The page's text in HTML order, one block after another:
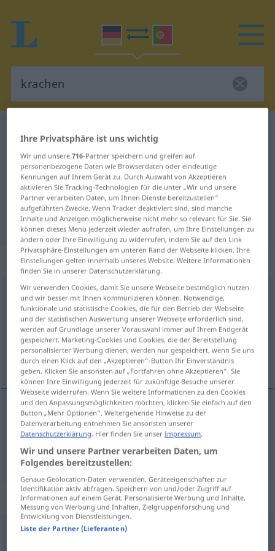
Deutsch-Portugiesisch
Übersetzung für "krachen"
"krachen" Portugiesisch
Übersetzung
„krachen“
krachen
Übersicht aller Übersetzungen
(Für mehr Details die Übersetzung anklicken/antippen)
estalar, rebentar
estalar krachen
rebentar krachen
Synonyme für "krachen"
Ihre Privatsphäre ist uns wichtig
Wir und unsere716-Partner speichern und greifen auf
personenbezogene Daten wie Browserdaten oder eindeutige
Kennungen auf Ihrem Gerät zu. Durch Auswahl von Akzeptieren
aktivieren Sie Tracking-Technologien für die unter „Wir und unsere
Partner verarbeiten Daten, um Ihnen Dienste bereitzustellen“
aufgeführten Zwecke. Wenn Tracker deaktiviert sind, sind manche
Inhalte und Anzeigen möglicherweise nicht mehr so relevant für Sie. Sie
können dieses Menü jederzeit wieder aufrufen, um Ihre Einstellungen zu
ändern oder Ihre Einwilligung zu widerrufen, indem Sie auf den Link
Privatsphäre-Einstellungen am unteren Rand der Webseite klicken. Ihre
Einstellungen gelten innerhalb unseres Website. Weitere Informationen
finden Sie in unserer Datenschutzerklärung.
Wir verwenden Cookies, damit Sie unsere Webseite bestmöglich nutzen
und wir besser mit Ihnen kommunizieren können. Notwendige,
funktionale und statistische Cookies, die für den Betrieb der Webseite
und der statistischen Auswertung unserer Webseite erforderlich sind,
werden auf Grundlage unserer Vorauswahl immer auf Ihrem Endgerät
gespeichert. Marketing-Cookies und Cookies, die der Bereitstellung
personalisierter Werbung dienen, werden nur gespeichert, wenn Sie uns
durch einen Klick auf den „Akzeptieren“-Button Ihr Einverständnis
geben. Klicken Sie ansonsten auf „Fortfahren ohne Akzeptieren“. Sie
können Ihre Einwilligung jederzeit für zukünftige Besuche unserer
Webseite widerrufen. Wenn Sie weitere Informationen zu den Cookies
und den Anpassungsmöglichkeiten möchten, klicken Sie einfach auf den
Button „Mehr Optionen“. Weitergehende Hinweise zu der
Datenverarbeitung entnehmen Sie ansonsten unserer
Datenschutzerklärung. Hier finden Sie unserImpressum.
Wir und unsere Partner verarbeiten Daten, um
Folgendes bereitzustellen:
Genaue Geolocation-Daten verwenden. Geräteeigenschaften zur
Identifikation aktiv abfragen. Speichern von und/oder Zugriff auf
Informationen auf einem Gerät. Personalisierte Werbung und Inhalte,
Messung von Werbung und Inhalten, Zielgruppenforschung und
Entwicklung von Dienstleistungen.
Liste der Partner (Lieferanten)